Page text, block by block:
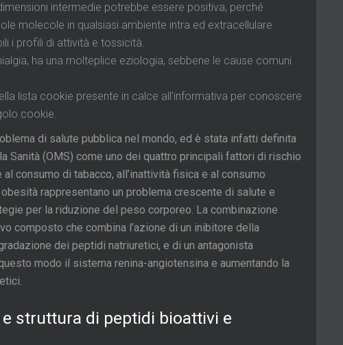
intermedie potrebbe essere positiva, perché
molecole in qualsiasi ambiente intra ed extracellulare
i profili di attività e tossicità.
ha una molteplice eziologia, sebbene le cause comuni
lista cookie presente in calce all’informativa per conoscere
cookie.
di salute pubblica nel mondo, ed è stata infatti definita
Sanità (OMS) come uno dei quattro principali fattori di rischio
consumo di tabacco, all’inattività fisica e al consumo
rappresentano un problema crescente di salute e
per la riduzione del peso corporeo. La combinazione
composto che combina l’azione di un inibitore della
dei peptidi natriuretici, e di un antagonista
modo il sistema renina-angiotensina e aumentando la
struttura di peptidi bioattivi e